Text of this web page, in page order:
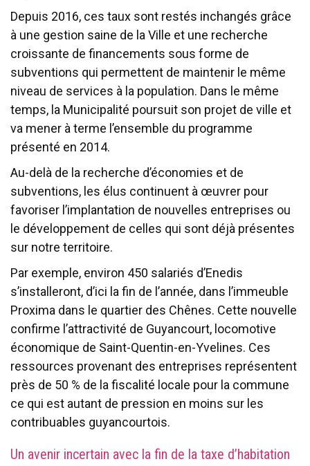
Depuis 2016, ces taux sont restés inchangés grâce
à une gestion saine de la Ville et une recherche
croissante de financements sous forme de
subventions qui permettent de maintenir le même
niveau de services à la population. Dans le même
temps, la Municipalité poursuit son projet de ville et
va mener à terme l’ensemble du programme
présenté en 2014.
Au-delà de la recherche d’économies et de
subventions, les élus continuent à œuvrer pour
favoriser l’implantation de nouvelles entreprises ou
le développement de celles qui sont déjà présentes
sur notre territoire.
Par exemple, environ 450 salariés d’Enedis
s’installeront, d’ici la fin de l’année, dans l’immeuble
Proxima dans le quartier des Chênes. Cette nouvelle
confirme l’attractivité de Guyancourt, locomotive
économique de Saint-Quentin-en-Yvelines. Ces
ressources provenant des entreprises représentent
près de 50 % de la fiscalité locale pour la commune
ce qui est autant de pression en moins sur les
contribuables guyancourtois.
Un avenir incertain avec la fin de la taxe d’habitation